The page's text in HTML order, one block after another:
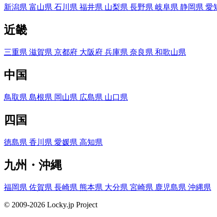
新潟県 富山県 石川県 福井県 山梨県 長野県 岐阜県 静岡県 愛
近畿
三重県 滋賀県 京都府 大阪府 兵庫県 奈良県 和歌山県
中国
鳥取県 島根県 岡山県 広島県 山口県
四国
徳島県 香川県 愛媛県 高知県
九州・沖縄
福岡県 佐賀県 長崎県 熊本県 大分県 宮崎県 鹿児島県 沖縄県
© 2009-2026 Locky.jp Project